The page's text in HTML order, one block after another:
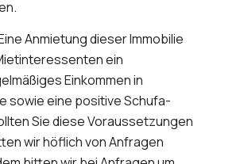
Anmietung dieser Immobilie
ein
Einkommen in
sowie eine positive Schufa-
Sie diese Voraussetzungen
wir höflich von Anfragen